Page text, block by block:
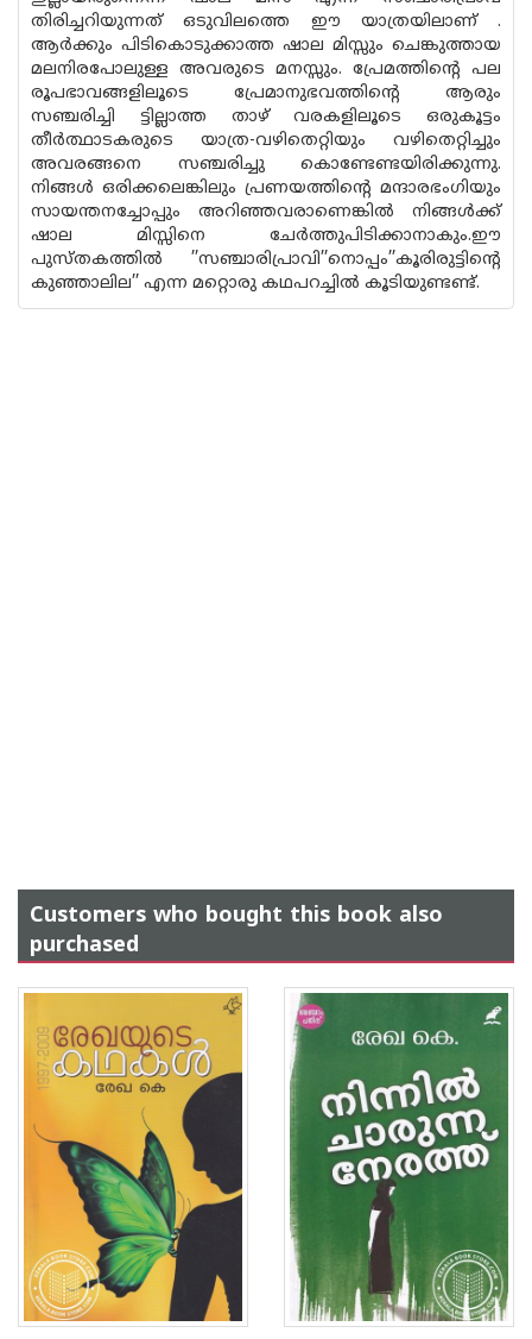
തിരിച്ചറിയുന്നത് ഒടുവിലത്തെ ഈ യാത്രയിലാണ് .
ആർക്കും പിടികൊടുക്കാത്ത ഷാല മിസ്സും ചെങ്കുത്തായ
മലനിരപോലുള്ള അവരുടെ മനസ്സും. പ്രേമത്തിന്റെ പല
രൂപഭാവങ്ങളിലൂടെ പ്രേമാനുഭവത്തിന്റെ ആരും
സഞ്ചരിച്ചി ട്ടില്ലാത്ത താഴ് വരകളിലൂടെ ഒരുകൂട്ടം
തീർത്ഥാടകരുടെ യാത്ര-വഴിതെറ്റിയും വഴിതെറ്റിച്ചും
അവരങ്ങനെ സഞ്ചരിച്ചു കൊണ്ടേണ്ടയിരിക്കുന്നു.
നിങ്ങൾ ഒരിക്കലെങ്കിലും പ്രണയത്തിന്റെ മന്ദാരഭംഗിയും
സായന്തനച്ചോപ്പും അറിഞ്ഞവരാണെങ്കിൽ നിങ്ങൾക്ക്
ഷാല മിസ്സിനെ ചേർത്തുപിടിക്കാനാകും.ഈ
പുസ്തകത്തിൽ ’’സഞ്ചാരിപ്രാവി’’നൊപ്പം’’കൂരിരുട്ടിന്റെ
കുഞ്ഞാലില’’ എന്ന മറ്റൊരു കഥപറച്ചിൽ കൂടിയുണ്ടണ്ട്.
Customers who bought this book also
purchased